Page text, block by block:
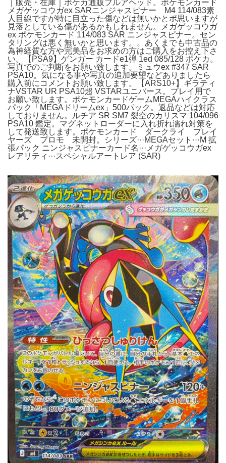
｜販売・在庫｜ポケカ通販フルアヘッド。ポケモンカード
メガゲッコウガex SARニンジャスピナー M4 114/083素
人目線ですが特に目立った傷などは無いかとポ思いますが
見落としている傷があるかもしれません。メガゲッコウガ
ex ポケモンカード 114/083 SAR ニンジャスピナー。セン
タリングは悪く無いかと思います。。あくまでも中古品の
為神経質な方や完美品をお求めの方はご購入をお控え下さ
い。【PSA9】ゲンガー カードe1弾 1ed 085/128 ポケカ。
写真でのご判断をお願い致します。ミュウex #347 SAR
PSA10。気になる事や写真の追加要望などありましたら
購入前にコメントお願い致します。【ARS10+】ギラティ
ナVSTAR UR PSA10超 VSTARユニバース。プレイ用で
お願い致します。ポケモンカードゲームMEGAハイクラス
パック「MEGAドリームex」500パック。返品などは対応
しておりません。ルチア SR SM7 裂空のカリスマ 104/096
PSA10 鑑定。マグネットローダーに入れ折れ濡れ対策を
して発送致します。ポケモンカード ダークライ プレイ
ヤーズ プロモ 未開封。シリーズ···MEGAセット···M 拡
張パック ニンジャスピナーカード名···メガゲッコウガex
レアリティ···スペシャルアートレア (SAR)